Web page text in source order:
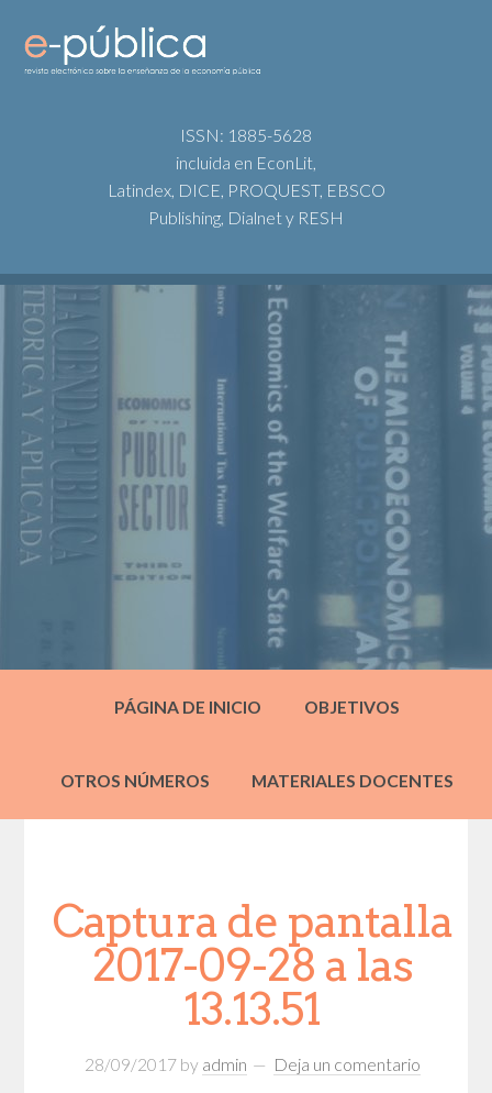
ISSN: 1885-5628
incluida en EconLit,
Latindex, DICE, PROQUEST, EBSCO
Publishing, Dialnet y RESH
PÁGINA DE INICIO OBJETIVOS
OTROS NÚMEROS MATERIALES DOCENTES
Captura de pantalla
2017-09-28 a las
13.13.51
28/09/2017by admin Deja un comentario